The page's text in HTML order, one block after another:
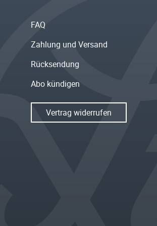
FAQ
Zahlung und Versand
Rücksendung
Abo kündigen
Vertrag widerrufen